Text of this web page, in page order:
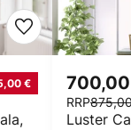
€
Luster
RRP